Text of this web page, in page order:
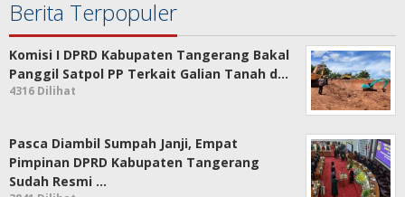
Berita Terpopuler
Komisi I DPRD Kabupaten Tangerang Bakal
Panggil Satpol PP Terkait Galian Tanah d…
4316 Dilihat
Pasca Diambil Sumpah Janji, Empat
Pimpinan DPRD Kabupaten Tangerang
Sudah Resmi …